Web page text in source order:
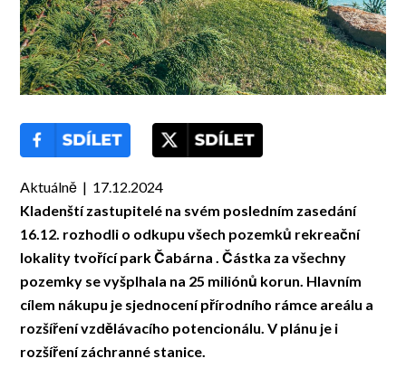
Aktuálně | 17.12.2024
Kladenští zastupitelé na svém posledním zasedání
16.12. rozhodli o odkupu všech pozemků rekreační
lokality tvořící park Čabárna . Částka za všechny
pozemky se vyšplhala na 25 miliónů korun. Hlavním
cílem nákupu je sjednocení přírodního rámce areálu a
rozšíření vzdělávacího potencionálu. V plánu je i
rozšíření záchranné stanice.